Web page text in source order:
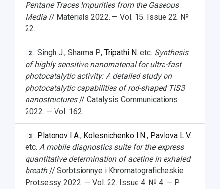
Pentane Traces Impurities from the Gaseous
Media // Materials 2022. — Vol. 15. Issue 22. №
22.
2 Singh J., Sharma P.,Tripathi N. etc. Synthesis
of highly sensitive nanomaterial for ultra-fast
photocatalytic activity: A detailed study on
photocatalytic capabilities of rod-shaped TiS3
nanostructures// Catalysis Communications
2022. — Vol. 162.
3 Platonov I.A., Kolesnichenko I.N., Pavlova L.V.
etc. A mobile diagnostics suite for the express
quantitative determination of acetine in exhaled
breath// Sorbtsionnye i Khromatograficheskie
Protsessy 2022. — Vol. 22. Issue 4. № 4. — P.